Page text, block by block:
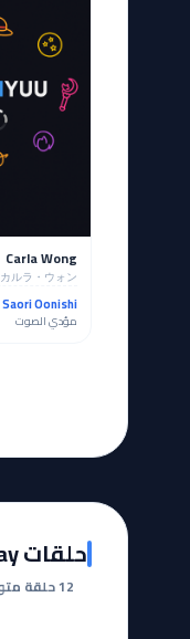
Carla Wong
カルラ・ウォン
Saori Oonishi
مؤدي الصوت
حلقات Dead Mount Death Play مترجمة
12 حلقة متوفرة